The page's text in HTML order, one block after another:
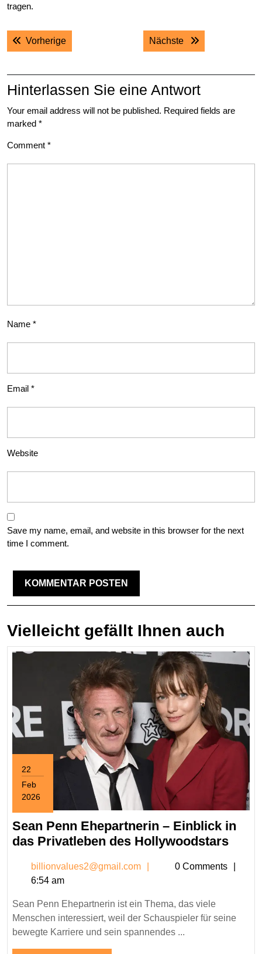
tragen.
Post
navigation
VorherigePrevious post: Nächste Next post:
Hinterlassen Sie eine Antwort
Your email address will not be published. Required fields are
marked *
Comment *
Name *
Email *
Website
Save my name, email, and website in this browser for the next
time I comment.
Vielleicht gefällt Ihnen auch
22
Feb
2026
February
22,
2026
Sean Penn Ehepartnerin – Einblick in
das Privatleben des HollywoodstarsSean
in
billionvalues2@gmail.com
0 Comments
6:54 am
Sean Penn Ehepartnerin ist ein Thema, das viele
Menschen interessiert, weil der Schauspieler für seine
bewegte Karriere und sein spannendes ...